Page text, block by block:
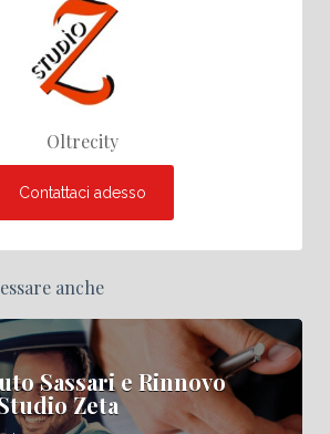
Oltrecity
Contattaci adesso
anche
Sassari e Rinnovo
Zeta